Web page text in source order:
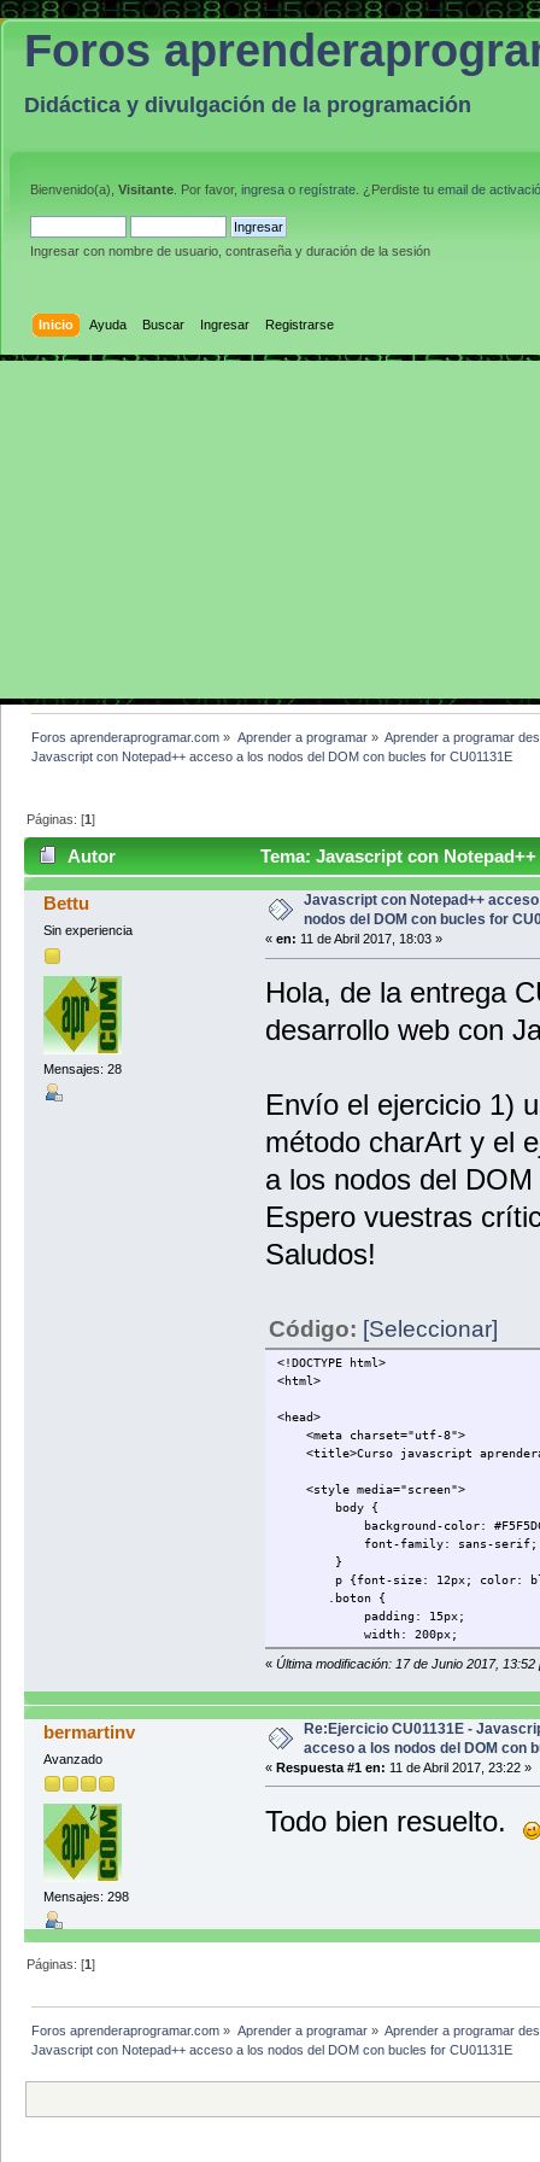
Foros
Didáctica y divulgación de la programación
Bienvenido(a), Visitante . Por favor, ingresa o regístrate . ¿Perdiste tu email de
Ingresar con nombre de usuario, contraseña y duración de la sesión
Inicio Ayuda Buscar Ingresar Registrarse
Foros aprenderaprogramar.com » Aprender a programar» Aprender a programar
Javascript con Notepad++ acceso a los nodos del DOM con bucles for CU01131E
Páginas: [1]
Autor
Tema: Javascript con
CU01131E (Leído 3591 veces)
Bettu
Sin experiencia
Mensajes: 28
Javascript con Notepad++
nodos del DOM con bucles for
« en: 11 de Abril 2017, 18:03 »
Hola, de la entrega
desarrollo web con
Envío el ejercicio 1)
método charArt y el
a los nodos del
Espero vuestras
Saludos!
Código: [Seleccionar]
<!DOCTYPE html>
<html>
<head>
<meta charset="utf-8">
<title>Curso javascript
<style media="screen">
body {
background-color:
font-family: sans-serif;
}
p {font-size: 12px; color: blue;
.boton {
padding: 15px;
width: 200px;
text-align: center;
clear: both;
color: yellow;
border-radius: 40px;
background: rgb(202, 60,
}
}
</style>
for (var i=0;
function
var msg = '';
« Última modificación: 17 de Junio 2017,
bermartinv
Avanzado
Mensajes: 298
Re:Ejercicio CU01131E -
acceso a los nodos del DOM con
« Respuesta #1 en: 11 de Abril 2017, 23:22 »
Todo bien resuelto.
Páginas: [1]
Foros aprenderaprogramar.com » Aprender a programar» Aprender a programar
Javascript con Notepad++ acceso a los nodos del DOM con bucles for CU01131E